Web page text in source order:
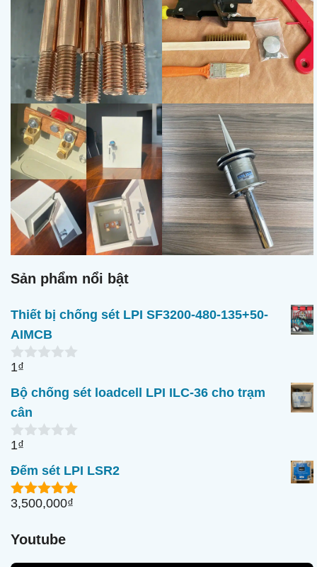
Sản phẩm nổi bật
Thiết bị chống sét LPI SF3200-480-135+50-
AIMCB
0
g
o
à
i
5
1₫
Bộ chống sét loadcell LPI ILC-36 cho trạm
cân
0
g
o
à
i
1₫
Đếm sét LPI LSR2
5.00ngoài
3,500,000₫
Youtube